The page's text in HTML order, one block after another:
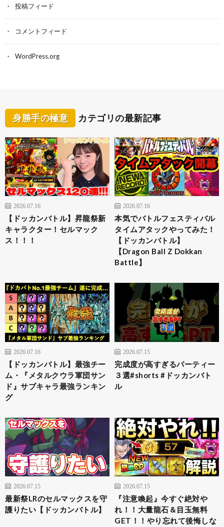
投稿フィード
コメントフィード
WordPress.org
身勝手の極意 カテゴリの最新記事
2026.07.16
【ドッカンバトル】昇龍祭新
キャラクター！セルマック
ス！！！
2026.07.16
本気でバトルフェスティバル
タイムアタックやってみた！
【ドッカンバトル】
【Dragon Ball Z Dokkan
Battle】
2026.07.16
【ドッカンバトル】最強チー
ム・『メタルクウラ軍団サン
ド』サブキャラ最強ランキン
グ
2026.07.15
完成度が高すぎるパーティー
３選#shorts #ドッカンバト
ル
2026.07.15
最新祭LRのセルマックスを守
護りたい【ドッカンバトル】
2026.07.15
『注意喚起』今すぐ絶対や
れ！！大量龍石＆目玉無料
GET！！やり忘れて後悔しな